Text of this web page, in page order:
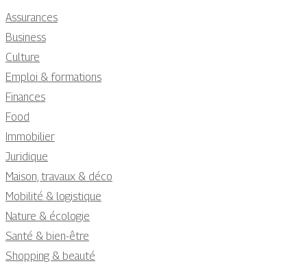
Assurances
Business
Culture
Emploi & formations
Finances
Food
Immobilier
Juridique
Maison, travaux & déco
Mobilité & logistique
Nature & écologie
Santé & bien-être
Shopping & beauté